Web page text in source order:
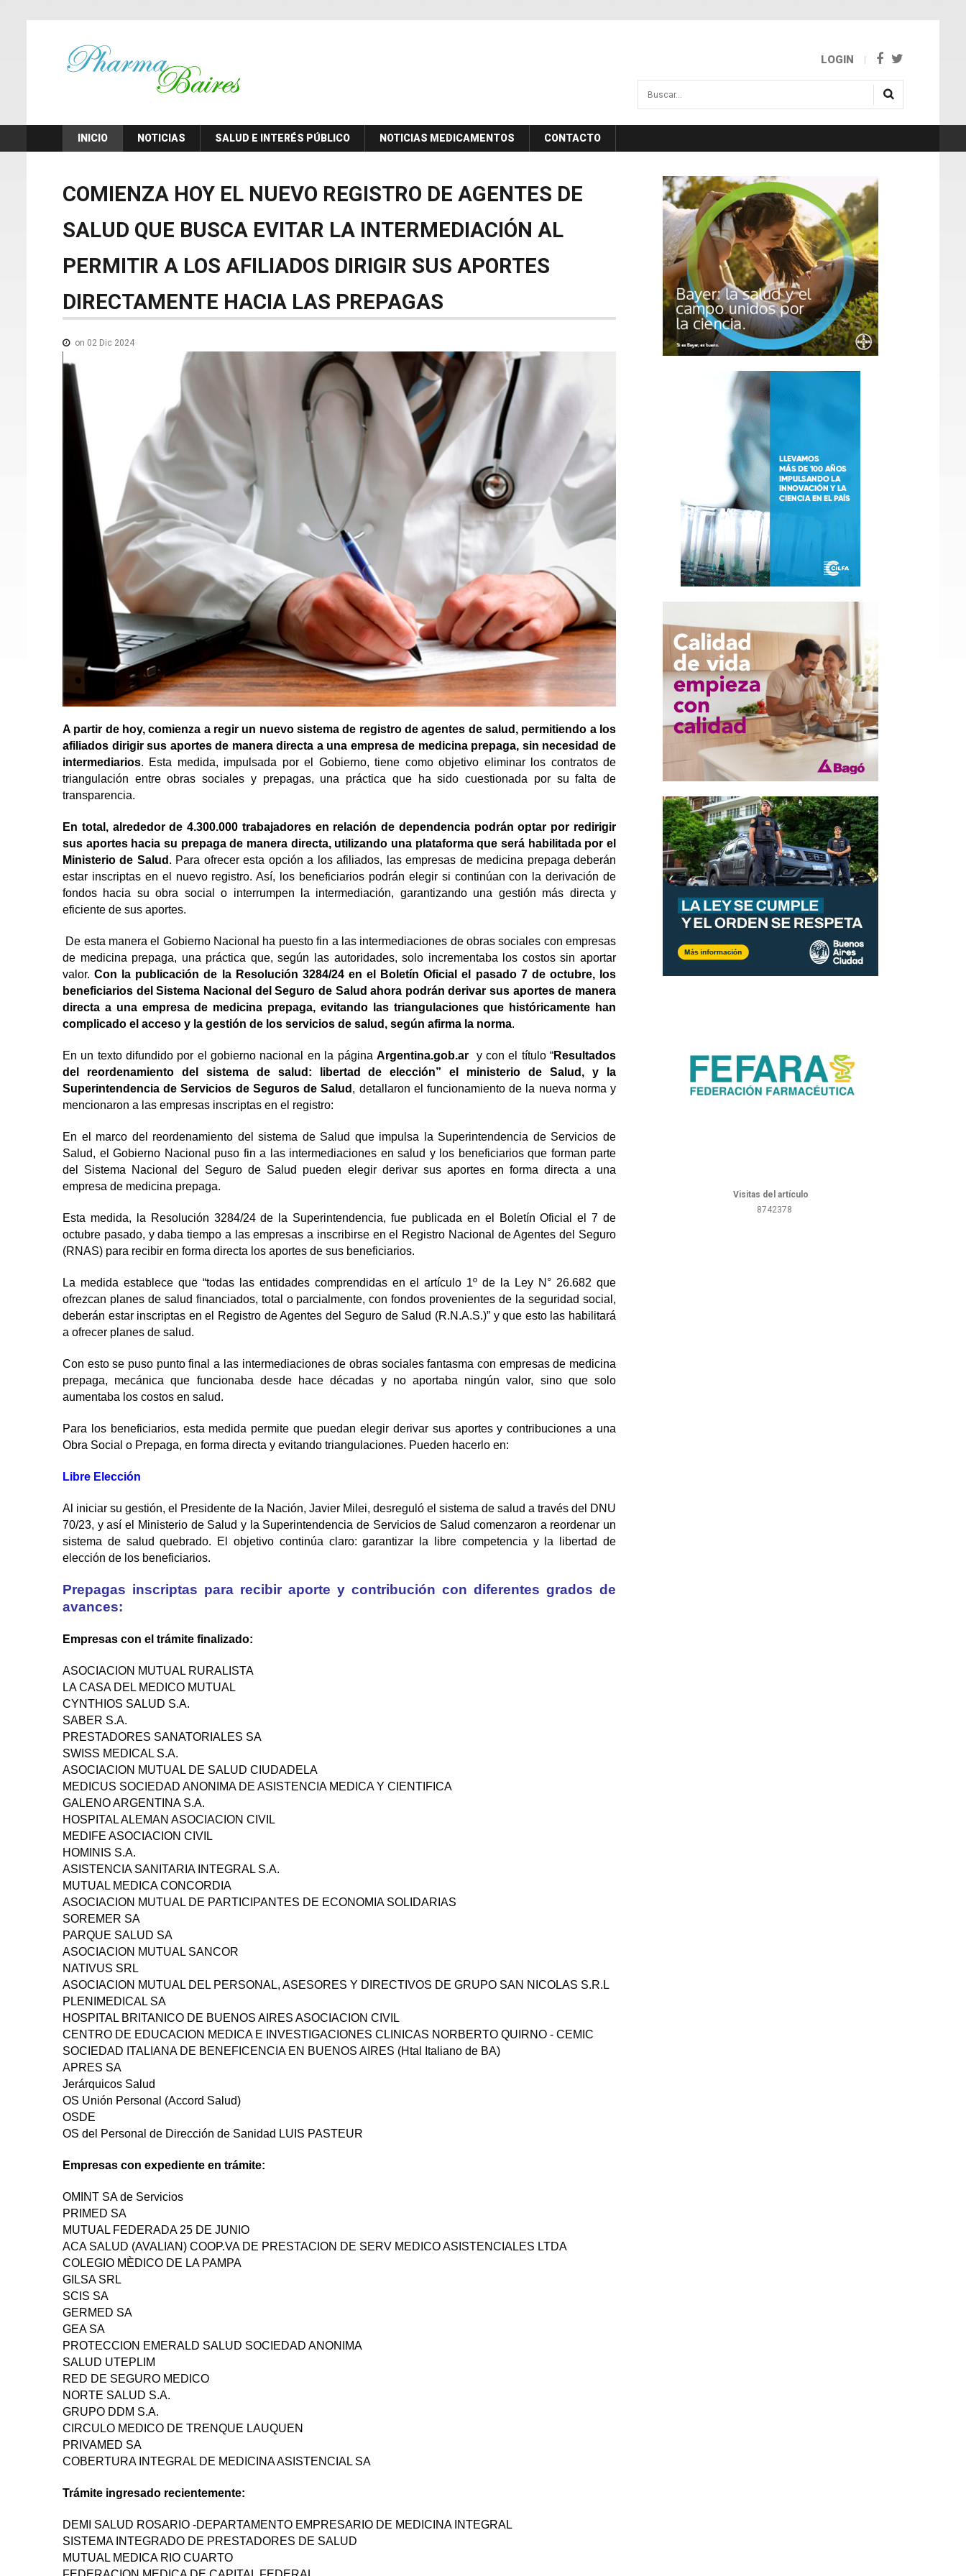
LOGIN
Buscar...
INICIO NOTICIAS SALUD E INTERÉS PÚBLICO NOTICIAS MEDICAMENTOS CONTACTO
COMIENZA HOY EL NUEVO REGISTRO DE AGENTES DE
SALUD QUE BUSCA EVITAR LA INTERMEDIACIÓN AL
PERMITIR A LOS AFILIADOS DIRIGIR SUS APORTES
DIRECTAMENTE HACIA LAS PREPAGAS
on 02 Dic 2024
A partir de hoy, comienza a regir un nuevo sistema de registro de agentes de salud, permitiendo a los
afiliados dirigir sus aportes de manera directa a una empresa de medicina prepaga, sin necesidad de
intermediarios. Esta medida, impulsada por el Gobierno, tiene como objetivo eliminar los contratos de
triangulación entre obras sociales y prepagas, una práctica que ha sido cuestionada por su falta de
transparencia.
En total, alrededor de 4.300.000 trabajadores en relación de dependencia podrán optar por redirigir
sus aportes hacia su prepaga de manera directa, utilizando una plataforma que será habilitada por el
Ministerio de Salud . Para ofrecer esta opción a los afiliados, las empresas de medicina prepaga deberán
estar inscriptas en el nuevo registro. Así, los beneficiarios podrán elegir si continúan con la derivación de
fondos hacia su obra social o interrumpen la intermediación, garantizando una gestión más directa y
eficiente de sus aportes.
De esta manera el Gobierno Nacional ha puesto fin a las intermediaciones de obras sociales con empresas
de medicina prepaga, una práctica que, según las autoridades, solo incrementaba los costos sin aportar
valor.Con la publicación de la Resolución 3284/24 en el Boletín Oficial el pasado 7 de octubre, los
beneficiarios del Sistema Nacional del Seguro de Salud ahora podrán derivar sus aportes de manera
directa a una empresa de medicina prepaga, evitando las triangulaciones que históricamente han
complicado el acceso y la gestión de los servicios de salud, según afirma la norma.
En un texto difundido por el gobierno nacional en la página Argentina.gob.ary con el título “Resultados
del reordenamiento del sistema de salud: libertad de elección” el ministerio de Salud, y la
Superintendencia de Servicios de Seguros de Salud , detallaron el funcionamiento de la nueva norma y
mencionaron a las empresas inscriptas en el registro:
En el marco del reordenamiento del sistema de Salud que impulsa la Superintendencia de Servicios de
Salud, el Gobierno Nacional puso fin a las intermediaciones en salud y los beneficiarios que forman parte
del Sistema Nacional del Seguro de Salud pueden elegir derivar sus aportes en forma directa a una
empresa de medicina prepaga.
Esta medida, la Resolución 3284/24de la Superintendencia, fue publicada en el Boletín Oficial el 7 de
octubre pasado, y daba tiempo a las empresas a inscribirse en el Registro Nacional de Agentes del Seguro
(RNAS) para recibir en forma directa los aportes de sus beneficiarios.
La medida establece que “todas las entidades comprendidas en el artículo 1º de la Ley N° 26.682 que
ofrezcan planes de salud financiados, total o parcialmente, con fondos provenientes de la seguridad social,
deberán estar inscriptas en el Registro de Agentes del Seguro de Salud (R.N.A.S.)” y que esto las habilitará
a ofrecer planes de salud.
Con esto se puso punto final a las intermediaciones de obras sociales fantasma con empresas de medicina
prepaga, mecánica que funcionaba desde hace décadas y no aportaba ningún valor, sino que solo
aumentaba los costos en salud.
Para los beneficiarios, esta medida permite que puedan elegir derivar sus aportes y contribuciones a una
Obra Social o Prepaga, en forma directa y evitando triangulaciones. Pueden hacerlo en:
Libre Elección
Al iniciar su gestión, el Presidente de la Nación, Javier Milei, desreguló el sistema de salud a través del DNU
70/23, y así el Ministerio de Salud y la Superintendencia de Servicios de Salud comenzaron a reordenar un
sistema de salud quebrado. El objetivo continúa claro: garantizar la libre competencia y la libertad de
elección de los beneficiarios.
Prepagas inscriptas para recibir aporte y contribución con diferentes grados de
avances:
Empresas con el trámite finalizado:
ASOCIACION MUTUAL RURALISTA
LA CASA DEL MEDICO MUTUAL
CYNTHIOS SALUD S.A.
SABER S.A.
PRESTADORES SANATORIALES SA
SWISS MEDICAL S.A.
ASOCIACION MUTUAL DE SALUD CIUDADELA
MEDICUS SOCIEDAD ANONIMA DE ASISTENCIA MEDICA Y CIENTIFICA
GALENO ARGENTINA S.A.
HOSPITAL ALEMAN ASOCIACION CIVIL
MEDIFE ASOCIACION CIVIL
HOMINIS S.A.
ASISTENCIA SANITARIA INTEGRAL S.A.
MUTUAL MEDICA CONCORDIA
ASOCIACION MUTUAL DE PARTICIPANTES DE ECONOMIA SOLIDARIAS
SOREMER SA
PARQUE SALUD SA
ASOCIACION MUTUAL SANCOR
NATIVUS SRL
ASOCIACION MUTUAL DEL PERSONAL, ASESORES Y DIRECTIVOS DE GRUPO SAN NICOLAS S.R.L
PLENIMEDICAL SA
HOSPITAL BRITANICO DE BUENOS AIRES ASOCIACION CIVIL
CENTRO DE EDUCACION MEDICA E INVESTIGACIONES CLINICAS NORBERTO QUIRNO - CEMIC
SOCIEDAD ITALIANA DE BENEFICENCIA EN BUENOS AIRES (Htal Italiano de BA)
APRES SA
Jerárquicos Salud
OS Unión Personal (Accord Salud)
OSDE
OS del Personal de Dirección de Sanidad LUIS PASTEUR
Empresas con expediente en trámite:
OMINT SA de Servicios
PRIMED SA
MUTUAL FEDERADA 25 DE JUNIO
ACA SALUD (AVALIAN) COOP.VA DE PRESTACION DE SERV MEDICO ASISTENCIALES LTDA
COLEGIO MÈDICO DE LA PAMPA
GILSA SRL
SCIS SA
GERMED SA
GEA SA
PROTECCION EMERALD SALUD SOCIEDAD ANONIMA
SALUD UTEPLIM
RED DE SEGURO MEDICO
NORTE SALUD S.A.
GRUPO DDM S.A.
CIRCULO MEDICO DE TRENQUE LAUQUEN
PRIVAMED SA
COBERTURA INTEGRAL DE MEDICINA ASISTENCIAL SA
Trámite ingresado recientemente:
DEMI SALUD ROSARIO -DEPARTAMENTO EMPRESARIO DE MEDICINA INTEGRAL
SISTEMA INTEGRADO DE PRESTADORES DE SALUD
MUTUAL MEDICA RIO CUARTO
Visitas del artículo
8742378